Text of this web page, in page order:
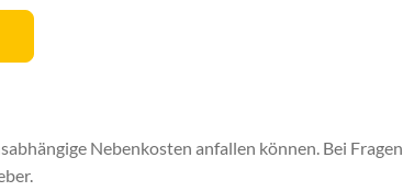
Nebenkosten anfallen können. Bei Fragen